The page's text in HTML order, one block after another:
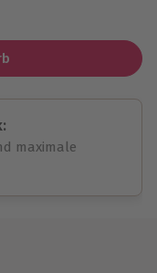
maximale
einlösbar.